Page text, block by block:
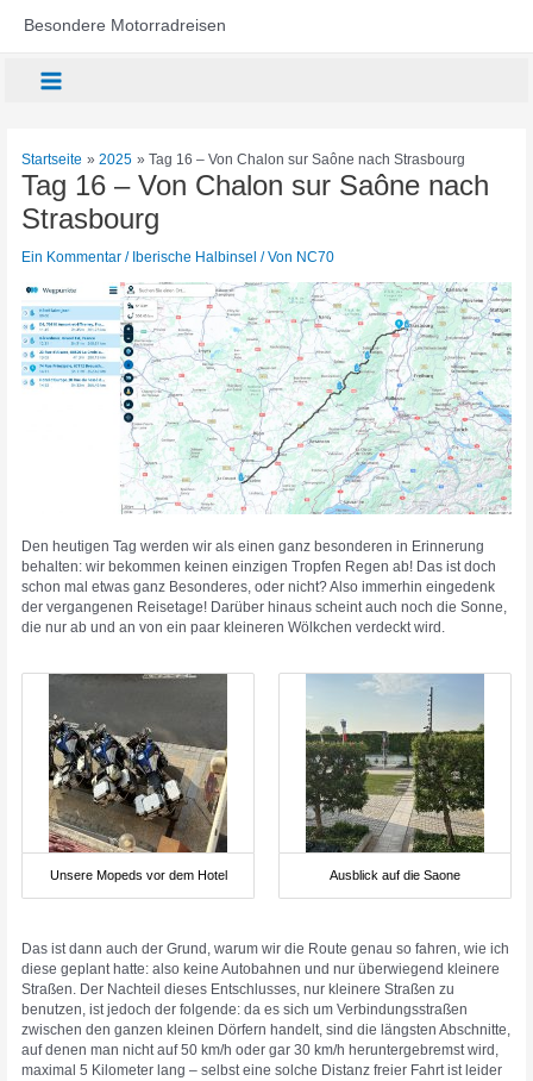
InhaltBesondere Motorradreisen
Main
Startseite 2025 Tag 16 – Von Chalon sur Saône nach Strasbourg
Tag 16 – Von Chalon sur Saône nach
Strasbourg
Ein Kommentar / Iberische Halbinsel / Von NC70
Den heutigen Tag werden wir als einen ganz besonderen in Erinnerung
behalten: wir bekommen keinen einzigen Tropfen Regen ab! Das ist doch
schon mal etwas ganz Besonderes, oder nicht? Also immerhin eingedenk
der vergangenen Reisetage! Darüber hinaus scheint auch noch die Sonne,
die nur ab und an von ein paar kleineren Wölkchen verdeckt wird.
Unsere Mopeds vor dem Hotel Ausblick auf die Saone
Das ist dann auch der Grund, warum wir die Route genau so fahren, wie ich
diese geplant hatte: also keine Autobahnen und nur überwiegend kleinere
Straßen. Der Nachteil dieses Entschlusses, nur kleinere Straßen zu
benutzen, ist jedoch der folgende: da es sich um Verbindungsstraßen
zwischen den ganzen kleinen Dörfern handelt, sind die längsten Abschnitte,
auf denen man nicht auf 50 km/h oder gar 30 km/h heruntergebremst wird,
maximal 5 Kilometer lang – selbst eine solche Distanz freier Fahrt ist leider